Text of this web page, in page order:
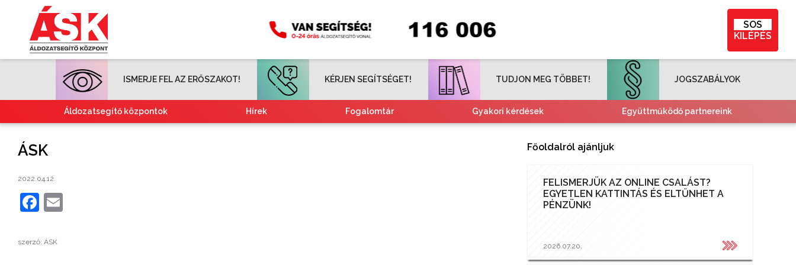
SOS
KILÉPÉS
ISMERJE FEL AZ ERŐSZAKOT! KÉRJEN SEGÍTSÉGET! TUDJON MEG TÖBBET! JOGSZABÁLYOK
Áldozatsegítő központok Hírek Fogalomtár Gyakori kérdések Együttműködő partnereink
ÁSK
2022.04.12.
Facebook
szerző: ÁSK
Főoldalról ajánljuk
FELISMERJÜK AZ ONLINE CSALÁST?
EGYETLEN KATTINTÁS ÉS ELTŰNHET A
PÉNZÜNK!
2026.07.20.